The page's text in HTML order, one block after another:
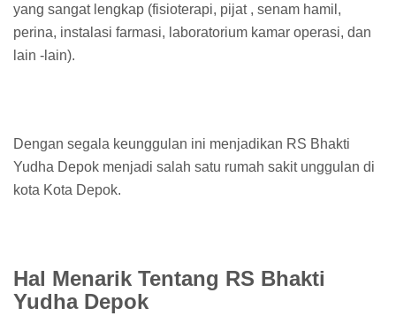
yang sangat lengkap (fisioterapi, pijat , senam hamil,
perina, instalasi farmasi, laboratorium kamar operasi, dan
lain -lain).
Dengan segala keunggulan ini menjadikan RS Bhakti
Yudha Depok menjadi salah satu rumah sakit unggulan di
kota Kota Depok.
Hal Menarik Tentang RS Bhakti
Yudha Depok